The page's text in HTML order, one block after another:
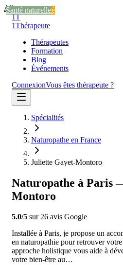
Aller au contenu
1T
1Thérapeute
Thérapeutes
Formation
Blog
Événements
ConnexionVous êtes thérapeute ?
Spécialités
Naturopathe en France
Juliette Gayet-Montoro
Naturopathe à Paris
Montoro
5.0/5 sur 26 avis Google
Installée à Paris, je propose un
en naturopathie pour retrouver
approche holistique vous aide à
votre bien-être au…
Santé naturelle
Stress et anxiété
Santé naturelle